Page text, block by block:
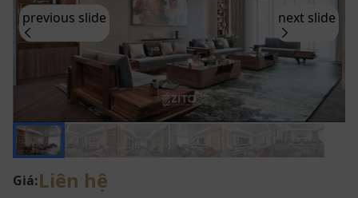
previous slide next slide
Giá:Liên hệ